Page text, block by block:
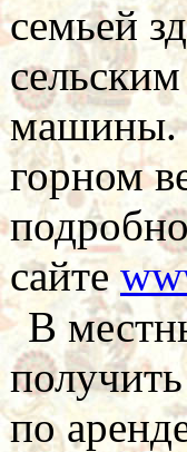
семьей
машины.
горном
сайте
В
по